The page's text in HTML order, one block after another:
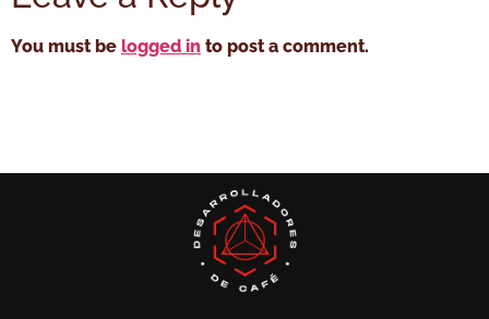
You must be logged in to post a comment.